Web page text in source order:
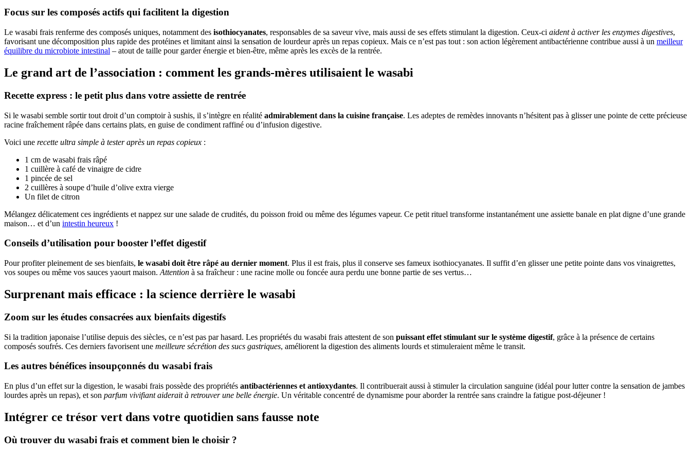
Focus sur les composés actifs qui facilitent la digestion
Le wasabi frais renferme des composés uniques, notamment des isothiocyanates, responsables de sa saveur vive, mais aussi de ses effets stimulant la digestion. Ceux-ci aident à activer les enzymes digestives,
favorisant une décomposition plus rapide des protéines et limitant ainsi la sensation de lourdeur après un repas copieux. Mais ce n’est pas tout : son action légèrement antibactérienne contribue aussi à un meilleur
équilibre du microbiote intestinal – atout de taille pour garder énergie et bien-être, même après les excès de la rentrée.
Le grand art de l’association : comment les grands-mères utilisaient le wasabi
Recette express : le petit plus dans votre assiette de rentrée
Si le wasabi semble sortir tout droit d’un comptoir à sushis, il s’intègre en réalité admirablement dans la cuisine française. Les adeptes de remèdes innovants n’hésitent pas à glisser une pointe de cette précieuse
racine fraîchement râpée dans certains plats, en guise de condiment raffiné ou d’infusion digestive.
Voici une recette ultra simple à tester après un repas copieux :
1 cm de wasabi frais râpé
1 cuillère à café de vinaigre de cidre
1 pincée de sel
2 cuillères à soupe d’huile d’olive extra vierge
Un filet de citron
Mélangez délicatement ces ingrédients et nappez sur une salade de crudités, du poisson froid ou même des légumes vapeur. Ce petit rituel transforme instantanément une assiette banale en plat digne d’une grande
maison… et d’un intestin heureux !
Conseils d’utilisation pour booster l’effet digestif
Pour profiter pleinement de ses bienfaits, le wasabi doit être râpé au dernier moment. Plus il est frais, plus il conserve ses fameux isothiocyanates. Il suffit d’en glisser une petite pointe dans vos vinaigrettes,
vos soupes ou même vos sauces yaourt maison. Attention à sa fraîcheur : une racine molle ou foncée aura perdu une bonne partie de ses vertus…
Surprenant mais efficace : la science derrière le wasabi
Zoom sur les études consacrées aux bienfaits digestifs
Si la tradition japonaise l’utilise depuis des siècles, ce n’est pas par hasard. Les propriétés du wasabi frais attestent de son puissant effet stimulant sur le système digestif, grâce à la présence de certains
composés soufrés. Ces derniers favorisent une meilleure sécrétion des sucs gastriques, améliorent la digestion des aliments lourds et stimuleraient même le transit.
Les autres bénéfices insoupçonnés du wasabi frais
En plus d’un effet sur la digestion, le wasabi frais possède des propriétés antibactériennes et antioxydantes. Il contribuerait aussi à stimuler la circulation sanguine (idéal pour lutter contre la sensation de jambes
lourdes après un repas), et son parfum vivifiant aiderait à retrouver une belle énergie. Un véritable concentré de dynamisme pour aborder la rentrée sans craindre la fatigue post-déjeuner !
Intégrer ce trésor vert dans votre quotidien sans fausse note
Où trouver du wasabi frais et comment bien le choisir ?